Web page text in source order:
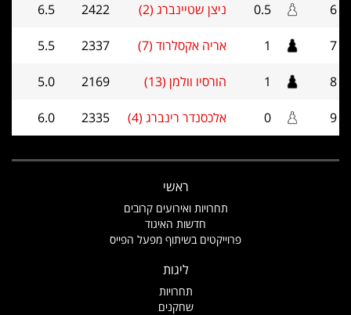
6
0.5 ניצן שטיינברג (2) 2422
6.5
7
1 אריה אקסלרוד (7) 2337
5.5
8
1 הורסיו וולמן (13) 2169
5.0
9
0 אלכסנדר רינברג (4) 2335
6.0
ראשי
תחרויות ואירועים קרובים
חדשות האיגוד
פרוייקטים בשיתוף מפעל הפייס
ליגות
תחרויות
שחקנים